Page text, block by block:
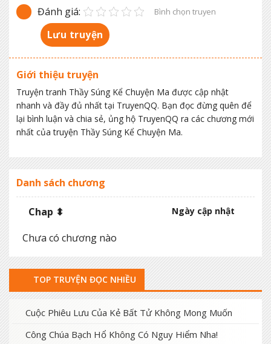
Đánh giá:
Bình chọn truyen
Lưu truyện
Giới thiệu truyện
Truyện tranh Thầy Súng Kể Chuyện Ma được cập nhật
nhanh và đầy đủ nhất tại TruyenQQ. Bạn đọc đừng quên để
lại bình luận và chia sẻ, ủng hộ TruyenQQ ra các chương mới
nhất của truyện Thầy Súng Kể Chuyện Ma.
Danh sách chương
Chap ⬍ Ngày cập nhật
Chưa có chương nào
TOP TRUYỆN ĐỌC NHIỀU
Cuộc Phiêu Lưu Của Kẻ Bất Tử Không Mong Muốn
Công Chúa Bạch Hổ Không Có Nguy Hiểm Nha!